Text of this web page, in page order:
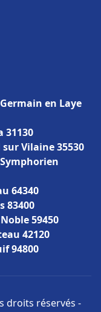
en Laye
31130
Vilaine 35530
64340
83400
59450
42120
94800
droits réservés -